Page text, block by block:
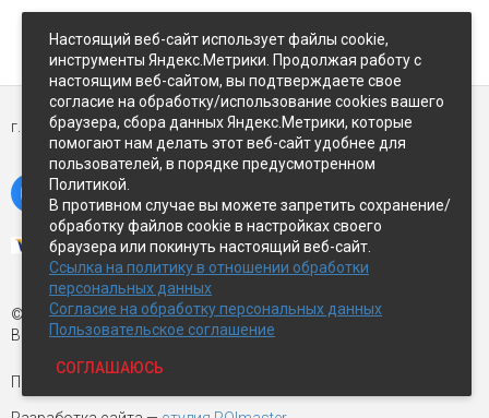
Показать ещё
г. Петропавловск-Камчатский,ул Восточное-шоссе, д.5
© Экспострой, 2026 г.
Все права защищены
Письмо директору:
Настоящий веб-сайт использует файлы cookie,
инструменты Яндекс.Метрики. Продолжая работу с
настоящим веб-сайтом, вы подтверждаете свое
согласие на обработку/использование cookies вашего
браузера, сбора данных Яндекс.Метрики, которые
помогают нам делать этот веб-сайт удобнее для
пользователей, в порядке предусмотренном
Политикой.
В противном случае вы можете запретить сохранение/
обработку файлов cookie в настройках своего
браузера или покинуть настоящий веб-сайт.
Ссылка на политику в отношении обработки
персональных данных
Согласие на обработку персональных данных
Пользовательское соглашение
СОГЛАШАЮСЬ